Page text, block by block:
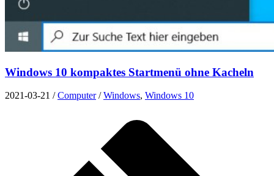
Windows 10 kompaktes Startmenü ohne Kacheln
2021-03-21 /Computer/Windows, Windows 10